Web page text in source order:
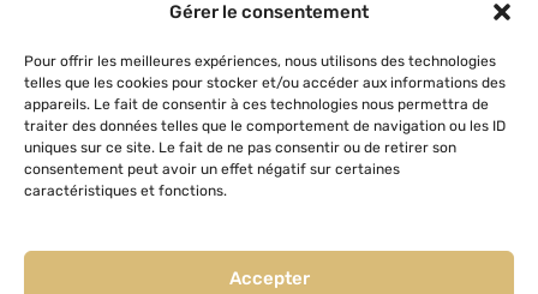
Gérer le consentement
Pour offrir les meilleures expériences, nous utilisons des technologies
telles que les cookies pour stocker et/ou accéder aux informations des
appareils. Le fait de consentir à ces technologies nous permettra de
traiter des données telles que le comportement de navigation ou les ID
uniques sur ce site. Le fait de ne pas consentir ou de retirer son
consentement peut avoir un effet négatif sur certaines
caractéristiques et fonctions.
Accepter
Abonnez-vous à notre newsletter
Rejoignez Chiourim.com sur WhatsApp !!